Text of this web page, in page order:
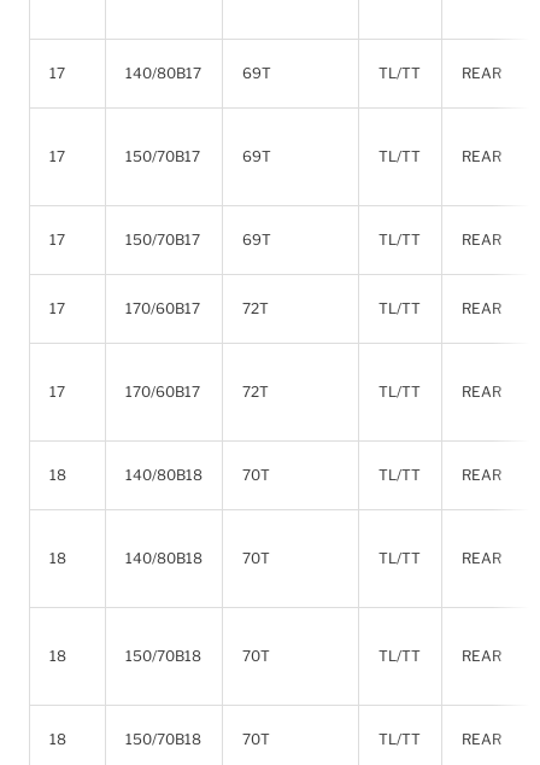
17 140/80B17 69T TL/TT REAR
17 150/70B17 69T TL/TT REAR
17 150/70B17 69T TL/TT REAR
17 170/60B17 72T TL/TT REAR
17 170/60B17 72T TL/TT REAR
18 140/80B18 70T TL/TT REAR
18 140/80B18 70T TL/TT REAR
18 150/70B18 70T TL/TT REAR
18 150/70B18 70T TL/TT REAR